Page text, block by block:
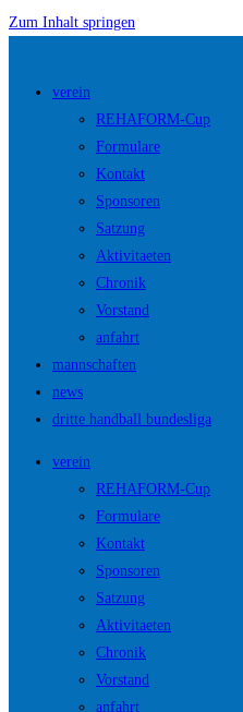
Zum Inhalt springen
verein
REHAFORM-Cup
Formulare
Kontakt
Sponsoren
Satzung
Aktivitaeten
Chronik
Vorstand
anfahrt
mannschaften
news
dritte handball bundesliga
verein
REHAFORM-Cup
Formulare
Kontakt
Sponsoren
Satzung
Aktivitaeten
Chronik
Vorstand
anfahrt